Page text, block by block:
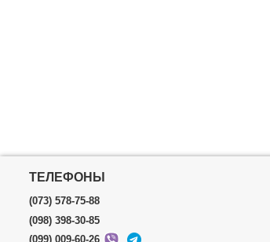
ТЕЛЕФОНЫ
(073) 578-75-88
(098) 398-30-85
(099) 009-60-26